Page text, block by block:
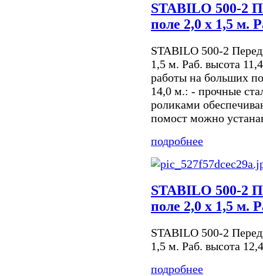
STABILO 500-2
поле 2,0 х 1,5 м.
STABILO 500-2
1,5 м. Раб. высота
работы на больших
14,0 м.: - прочные
роликами
помост можно
подробнее
STABILO 500-2
поле 2,0 х 1,5 м.
STABILO 500-2
1,5 м. Раб. высота
подробнее